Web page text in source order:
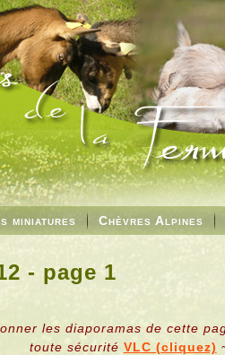
miniatures Chèvres Alpines
- page 1
les diaporamas de cette
toute sécurité VLC (cliquez)